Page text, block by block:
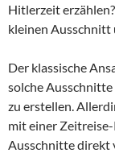
Hitlerzeit
kleinen Ausschnitt
Der klassische
solche Ausschnitte
zu erstellen.
mit einer
Ausschnitte direkt